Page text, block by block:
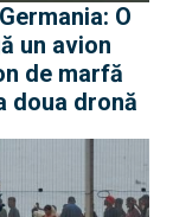
O
un avion
de marfă
doua dronă